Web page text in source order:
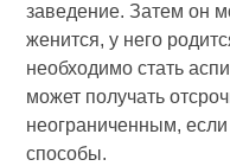
заведение. Затем он
женится, у него
необходимо стать
может получать
неограниченным,
способы.